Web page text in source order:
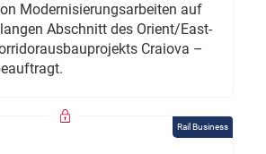
Modernisierungsarbeiten auf
Abschnitt des Orient/East-
Craiova –
Rail Business